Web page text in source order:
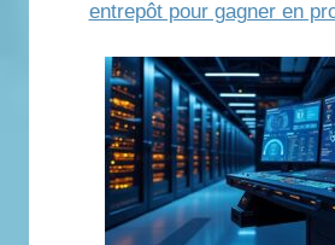
entrepôt pour gagner en